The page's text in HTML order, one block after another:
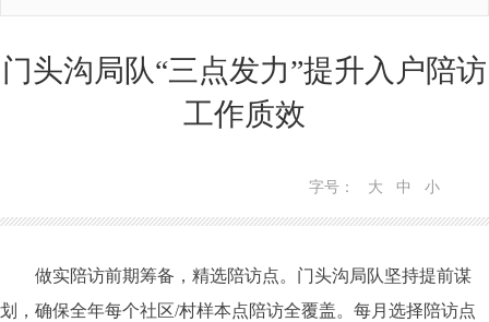
门头沟局队“三点发力”提升入户陪访
工作质效
字号： 大 中 小
做实陪访前期筹备，精选陪访点。门头沟局队坚持提前谋
划，确保全年每个社区/村样本点陪访全覆盖。每月选择陪访点